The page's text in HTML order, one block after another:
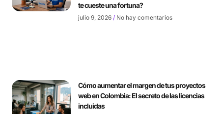
te cueste una fortuna?
julio 9, 2026 No hay comentarios
Cómo aumentar el margen de tus proyectos
web en Colombia: El secreto de las licencias
incluidas